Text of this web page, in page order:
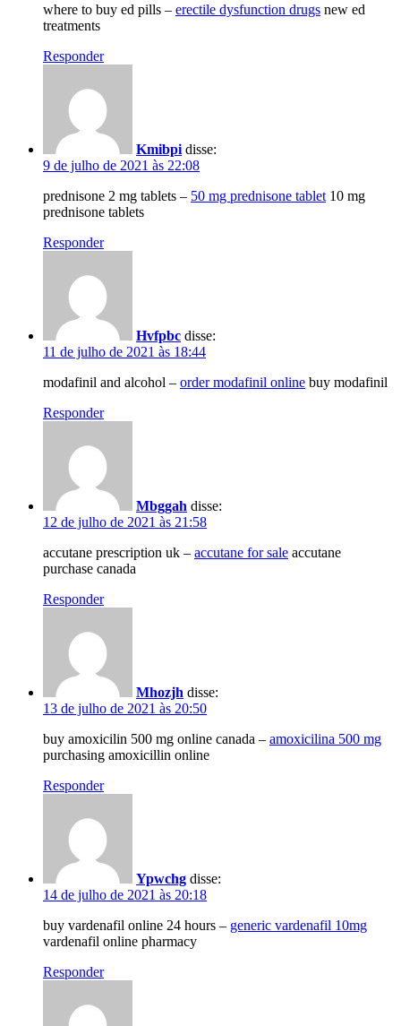
where to buy ed pills – erectile dysfunction drugs new ed
treatments
Responder
Kmibpi disse:
9 de julho de 2021 às 22:08
prednisone 2 mg tablets – 50 mg prednisone tablet 10 mg
prednisone tablets
Responder
Hvfpbc disse:
11 de julho de 2021 às 18:44
modafinil and alcohol – order modafinil online buy modafinil
Responder
Mbggah disse:
12 de julho de 2021 às 21:58
accutane prescription uk – accutane for sale accutane
purchase canada
Responder
Mhozjh disse:
13 de julho de 2021 às 20:50
buy amoxicilin 500 mg online canada – amoxicilina 500 mg
purchasing amoxicillin online
Responder
Ypwchg disse:
14 de julho de 2021 às 20:18
buy vardenafil online 24 hours – generic vardenafil 10mg
vardenafil online pharmacy
Responder